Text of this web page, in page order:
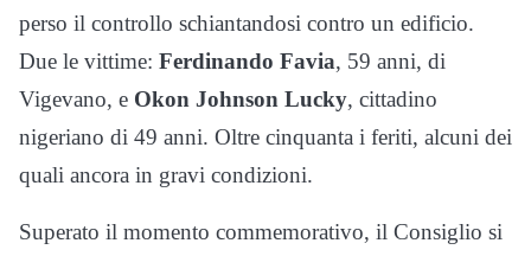
perso il controllo schiantandosi contro un edificio.
Due le vittime: Ferdinando Favia, 59 anni, di
Vigevano, e Okon Johnson Lucky, cittadino
nigeriano di 49 anni. Oltre cinquanta i feriti, alcuni dei
quali ancora in gravi condizioni.
Superato il momento commemorativo, il Consiglio si